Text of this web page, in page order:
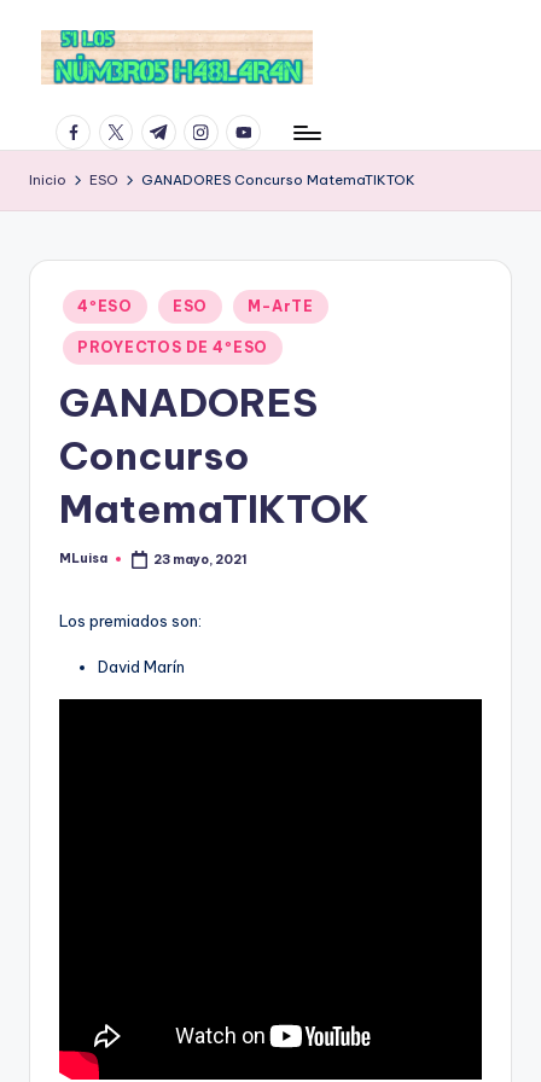
facebook.com
twitter.com
t.me instagram.com
youtube.com
Inicio ESO GANADORES Concurso MatemaTIKTOK
Publicado
en
4ºESO ESO M-ArTE
PROYECTOS DE 4ºESO
GANADORES
Concurso
MatemaTIKTOK
Publicado
MLuisa 23 mayo, 2021
Los premiados son:
David Marín